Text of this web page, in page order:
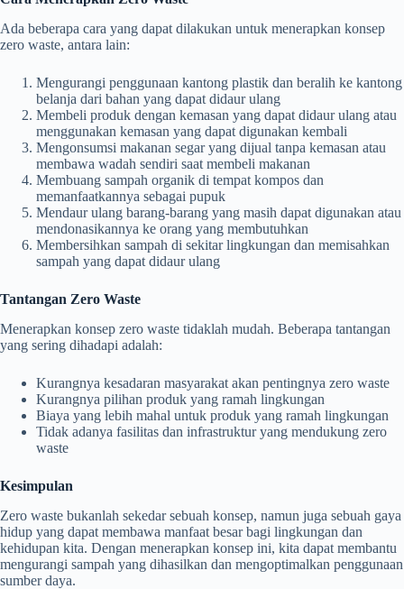
Ada beberapa cara yang dapat dilakukan untuk menerapkan konsep
zero waste, antara lain:
Mengurangi penggunaan kantong plastik dan beralih ke kantong
belanja dari bahan yang dapat didaur ulang
Membeli produk dengan kemasan yang dapat didaur ulang atau
menggunakan kemasan yang dapat digunakan kembali
Mengonsumsi makanan segar yang dijual tanpa kemasan atau
membawa wadah sendiri saat membeli makanan
Membuang sampah organik di tempat kompos dan
memanfaatkannya sebagai pupuk
Mendaur ulang barang-barang yang masih dapat digunakan atau
mendonasikannya ke orang yang membutuhkan
Membersihkan sampah di sekitar lingkungan dan memisahkan
sampah yang dapat didaur ulang
Tantangan Zero Waste
Menerapkan konsep zero waste tidaklah mudah. Beberapa tantangan
yang sering dihadapi adalah:
Kurangnya kesadaran masyarakat akan pentingnya zero waste
Kurangnya pilihan produk yang ramah lingkungan
Biaya yang lebih mahal untuk produk yang ramah lingkungan
Tidak adanya fasilitas dan infrastruktur yang mendukung zero
waste
Kesimpulan
Zero waste bukanlah sekedar sebuah konsep, namun juga sebuah gaya
hidup yang dapat membawa manfaat besar bagi lingkungan dan
kehidupan kita. Dengan menerapkan konsep ini, kita dapat membantu
mengurangi sampah yang dihasilkan dan mengoptimalkan penggunaan
sumber daya.